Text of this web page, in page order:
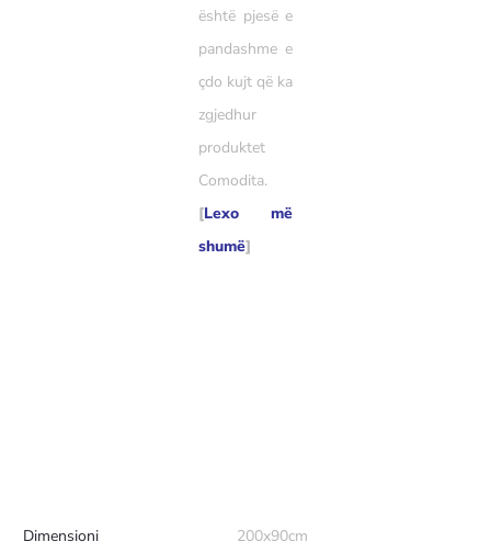
është pjesë e
pandashme e
çdo kujt që ka
zgjedhur
produktet
Comodita.
[Lexo më
shumë]
Dimensioni 200x90cm